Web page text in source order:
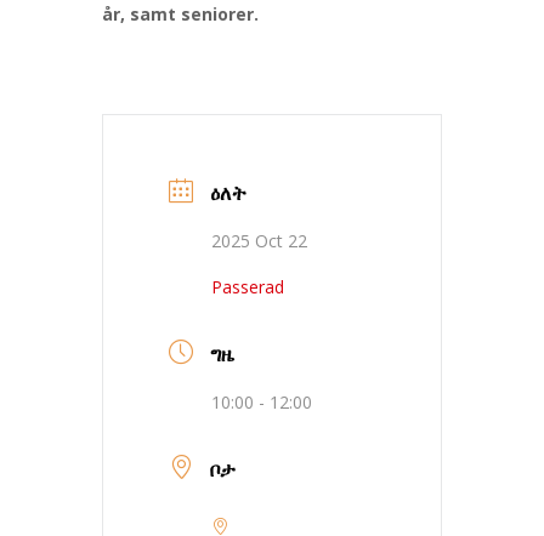
år, samt seniorer.
ዕለት
2025 Oct 22
Passerad
ግዜ
10:00 - 12:00
ቦታ